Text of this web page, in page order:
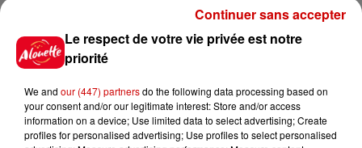
Gagnez vos places pour le
festival Marché Gourmand 2026
Le Duel - Gagnez vos entrées
Le respect de votre vie privée est notre
priorité
We and our (447) partnersdo the following data processing based on
your consent and/or our legitimate interest: Store and/or access
information on a device; Use limited data to select advertising; Create
profiles for personalised advertising; Use profiles to select personalised
Continuer sans accepter